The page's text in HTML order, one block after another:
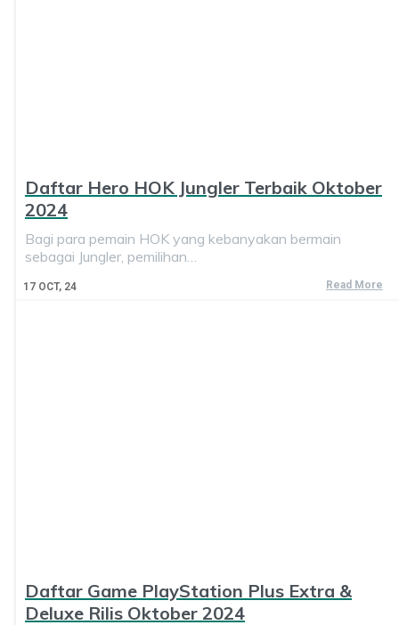
Daftar Hero HOK Jungler Terbaik Oktober
2024
17 OCT, 24
Bagi para pemain HOK yang kebanyakan bermain
sebagai Jungler, pemilihan…
Read More
Daftar Game PlayStation Plus Extra &
Deluxe Rilis Oktober 2024